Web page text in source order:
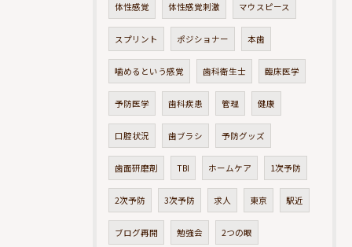
体性感覚 体性感覚刺激 マウスピース
スプリント ポジショナー 本歯
噛めるという感覚 歯科衛生士 臨床医学
予防医学 歯科疾患 管理 健康
口腔状況 歯ブラシ 予防グッズ
歯面研磨剤 TBI ホームケア 1次予防
2次予防 3次予防 求人 東京 駅近
ブログ再開 勉強会 2つの眼